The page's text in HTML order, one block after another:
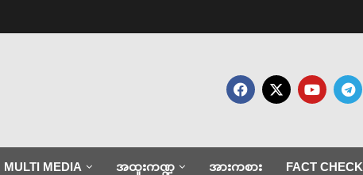
MULTI MEDIA အထူးကဏ္ဍ အားကစား FACT CHECK